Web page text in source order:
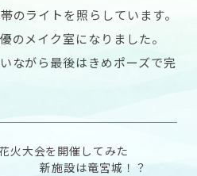
のライトを照らしています。
のメイク室になりました。
ながら最後はきめポーズで完
火大会を開催してみた
新施設は竜宮城！？